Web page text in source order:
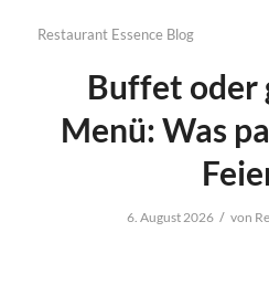
Restaurant Essence Blog
Buffet oder
Menü: Was
6. August 2026 / von